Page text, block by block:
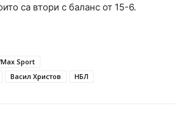
са втори с баланс от 15-6.
Sport
Васил Христов НБЛ